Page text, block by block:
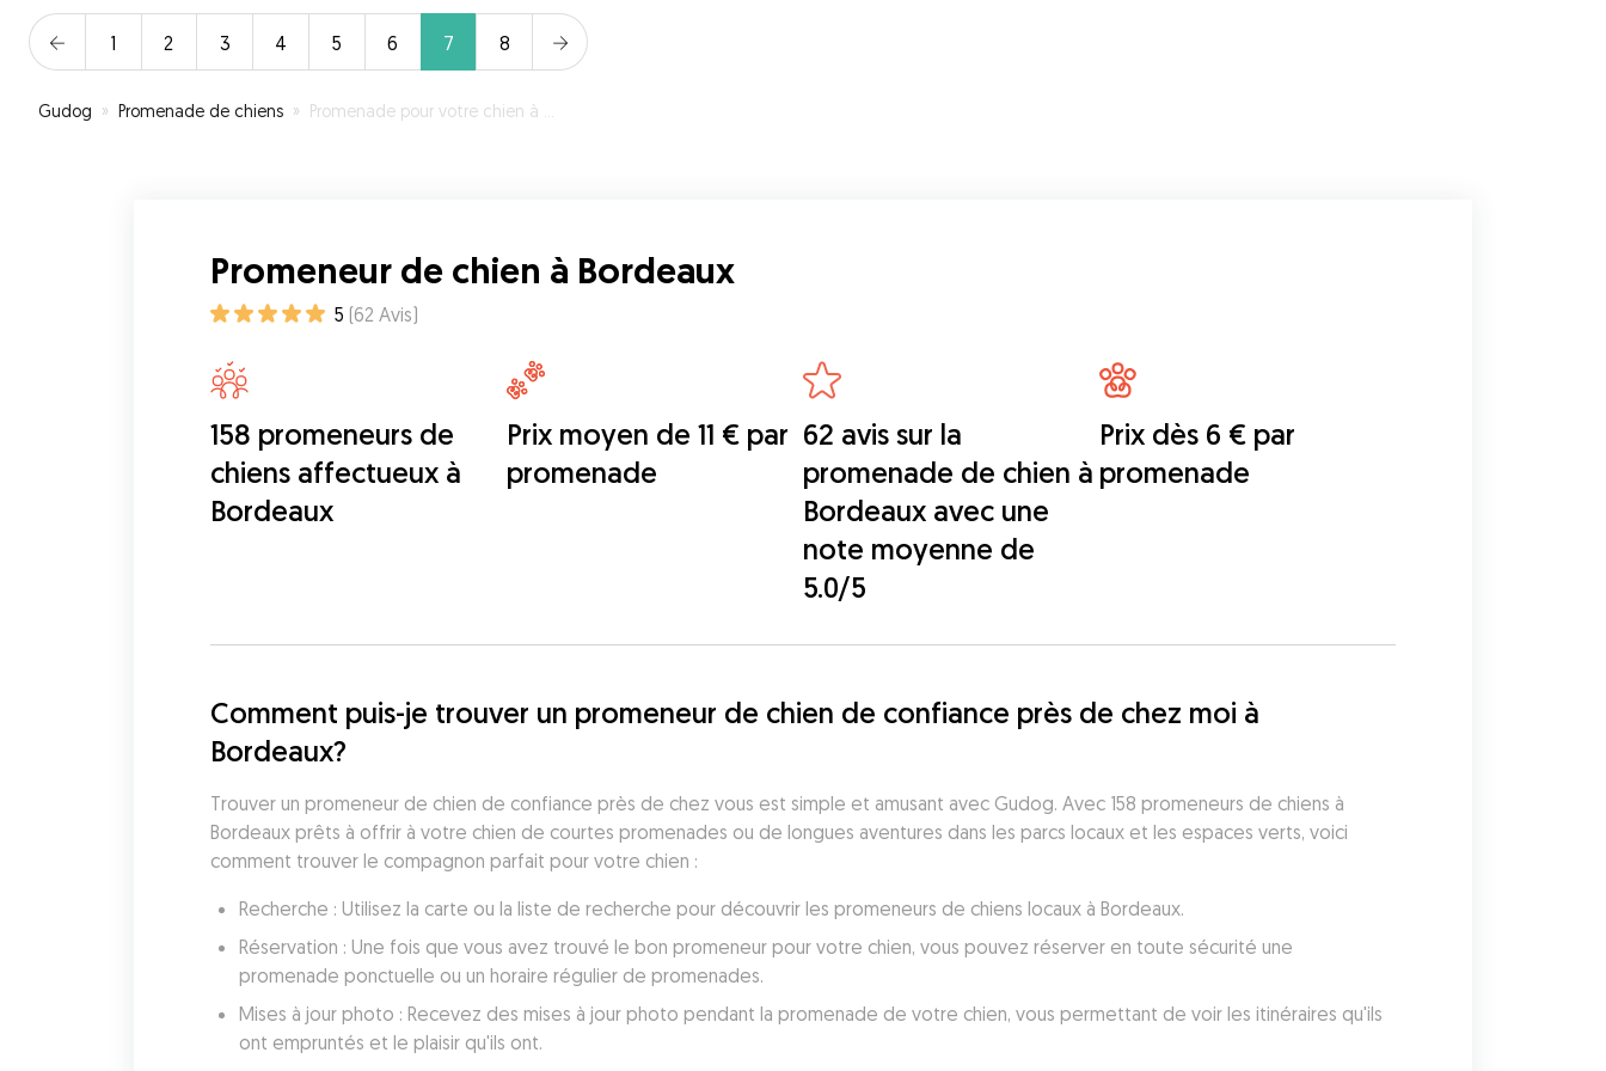
1 2 3 4 5 6 7 8
Gudog » Promenade de chiens » Promenade pour votre chien à Bordeaux
Promeneur de chien à Bordeaux
5 (62 Avis)
158 promeneurs de
chiens affectueux à
Bordeaux
Prix moyen de 11 € par
promenade
62 avis sur la
promenade de chien à
Bordeaux avec une
note moyenne de
5.0/5
Prix dès 6 € par
promenade
Comment puis-je trouver un promeneur de chien de confiance près de chez moi à
Bordeaux?
Trouver un promeneur de chien de confiance près de chez vous est simple et amusant avec Gudog. Avec 158 promeneurs de chiens à
Bordeaux prêts à offrir à votre chien de courtes promenades ou de longues aventures dans les parcs locaux et les espaces verts, voici
comment trouver le compagnon parfait pour votre chien :
Recherche : Utilisez la carte ou la liste de recherche pour découvrir les promeneurs de chiens locaux à Bordeaux.
Réservation : Une fois que vous avez trouvé le bon promeneur pour votre chien, vous pouvez réserver en toute sécurité une
promenade ponctuelle ou un horaire régulier de promenades.
Mises à jour photo : Recevez des mises à jour photo pendant la promenade de votre chien, vous permettant de voir les itinéraires qu'ils
ont empruntés et le plaisir qu'ils ont.